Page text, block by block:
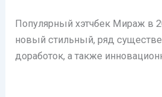
Популярный хэтчбек Мираж в
новый стильный, ряд
доработок, а также